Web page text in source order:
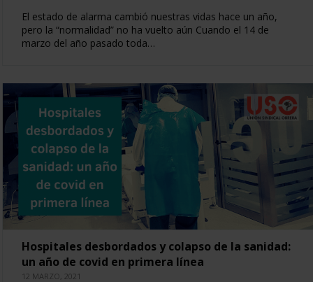
El estado de alarma cambió nuestras vidas hace un año,
pero la “normalidad” no ha vuelto aún Cuando el 14 de
marzo del año pasado toda…
Hospitales desbordados y colapso de la sanidad:
un año de covid en primera línea
12 MARZO, 2021